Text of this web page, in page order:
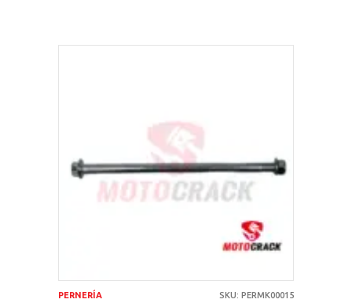
AÑADIR AL CARRITO
PERNERÍA SKU: PERMK00015